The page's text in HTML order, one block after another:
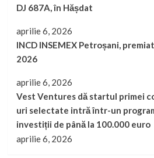
DJ 687A, în Hășdat
aprilie 6, 2026
INCD INSEMEX Petroșani,
2026
aprilie 6, 2026
Vest Ventures dă startul primei
uri selectate intră într-un
investiții de până la 100.000 euro
aprilie 6, 2026